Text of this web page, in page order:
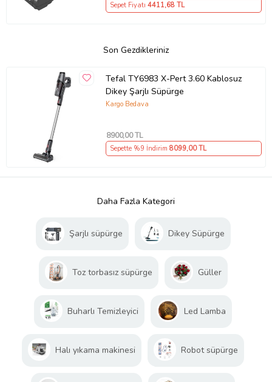
Sepet Fiyatı 4411,68 TL
Son Gezdikleriniz
Tefal TY6983 X-Pert 3.60 Kablosuz
Dikey Şarjlı Süpürge
Kargo Bedava
8900,00 TL
Sepette %9 İndirim 8099,00 TL
Daha Fazla Kategori
Şarjlı süpürge Dikey Süpürge
Toz torbasız süpürge Güller
Buharlı Temizleyici Led Lamba
Halı yıkama makinesi Robot süpürge